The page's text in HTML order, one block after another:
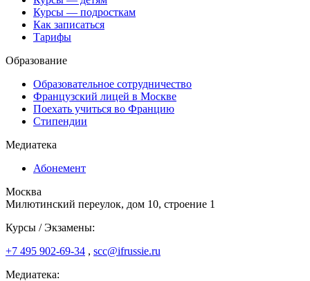
Курсы — подросткам
Как записаться
Тарифы
Образование
Образовательное сотрудничество
Французский лицей в Москве
Поехать учиться во Францию
Стипендии
Медиатека
Абонемент
Москва
Милютинский переулок, дом 10, строение 1
Курсы / Экзамены:
+7 495 902-69-34 , scc@ifrussie.ru
Медиатека: